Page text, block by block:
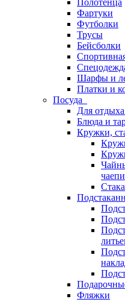
Полотенца
Фартуки
Футболки
Трусы
Бейсболки
Шарфы и
Платки и
Посуда
Для
Блюда и
Кружки,
Фляжки